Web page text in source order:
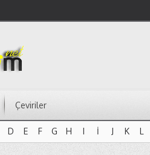
Çeviriler
D E F G H I İ J K L
D E F G H I İ J K L